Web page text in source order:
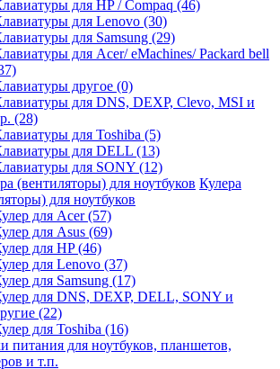
для HP / Compaq (46)
для Lenovo (30)
для Samsung (29)
для Acer/ eMachines/ Packard bell
другое (0)
для DNS, DEXP, Clevo, MSI и
(28)
для Toshiba (5)
для DELL (13)
для SONY (12)
Кулера
для ноутбуков
для Acer (57)
для Asus (69)
для HP (46)
для Lenovo (37)
для Samsung (17)
для DNS, DEXP, DELL, SONY и
(22)
для Toshiba (16)